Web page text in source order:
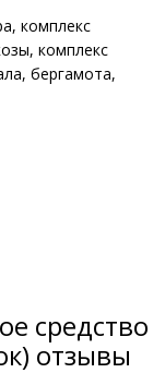
комплекс
комплекс
бергамота,
средство
отзывы